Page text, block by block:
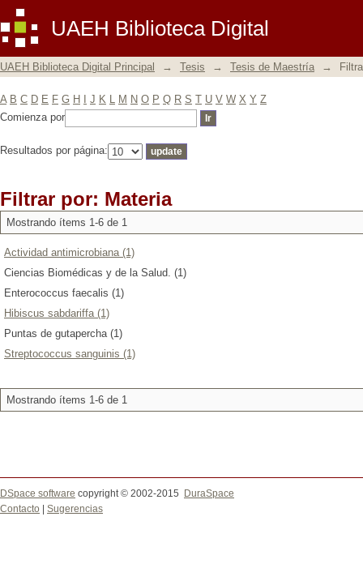
UAEH Biblioteca Digital
Filtrar por: Materia
UAEH Biblioteca Digital Principal → Tesis → Tesis de Maestría →
A B C D E F G H J K L M N O P Q R S T U V W X Y Z
Comienza por
Resultados por página:
Filtrar por: Materia
Mostrando ítems 1-6 de 1
Actividad antimicrobiana (1)
Ciencias Biomédicas y de la Salud. (1)
Enterococcus faecalis (1)
Hibiscus sabdariffa (1)
Puntas de gutapercha (1)
Streptococcus sanguinis (1)
Mostrando ítems 1-6 de 1
DSpace software copyright © 2002-2015
DuraSpace
Contacto
Sugerencias